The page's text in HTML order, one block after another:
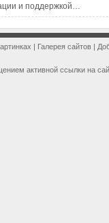
и поддержкой…
| Галерея сайтов |
активной ссылки на